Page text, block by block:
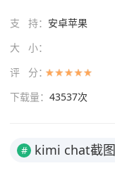
支 持： 安卓苹果
大 小：
评 分：
下载量： 43537次
# kimi chat截图